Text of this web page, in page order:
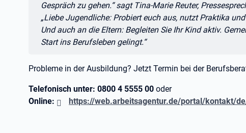
Gespräch zu gehen.“ sagt Tina-Marie Reuter,
„Liebe Jugendliche: Probiert euch aus, nutzt Praktika
Und auch an die Eltern: Begleiten Sie Ihr Kind aktiv.
Start ins Berufsleben gelingt.“
Probleme in der Ausbildung? Jetzt Termin bei der
Telefonisch unter: 0800 4 5555 00 oder
Online:
https://web.arbeitsagentur.de/portal/kontakt/